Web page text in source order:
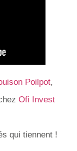
Poilpot,
Ofi Invest
qui tiennent !